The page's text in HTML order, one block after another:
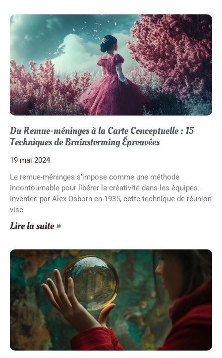
Du Remue-méninges à la Carte Conceptuelle : 15
Techniques de Brainstorming Éprouvées
19 mai 2024
Le remue-méninges s’impose comme une méthode
incontournable pour libérer la créativité dans les équipes.
Inventée par Alex Osborn en 1935, cette technique de réunion
vise
Lire la suite »